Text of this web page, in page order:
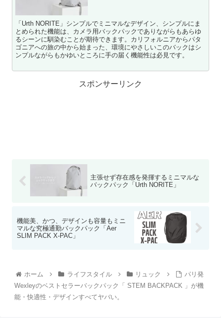
「Urth NORITE」シンプルでミニマルなデザイン、シンプルにま
とめられた機能は、カメラ用バックパックでありながらもあらゆ
るシーンに馴染むことが期待できます。カリフォルニアからパタ
ゴニアへの旅の中から始まった、環境にやさしいこのバックはシ
ンプルながらもかゆいところに手の届く機能性は必見です。
スポンサーリンク
主張せず存在感を発揮するミニマルな
バックパック「Urth NORITE」
機能美、かつ、デザインも容量もミニ
マルな究極通勤バックパック「Aer
SLIM PACK X-PAC」
ホーム ライフスタイル リュック
パリ発
Wexleyのベストセラーバックパック「 STEM BACKPACK 」が機
能・快適性・デザインすべてヤバい。